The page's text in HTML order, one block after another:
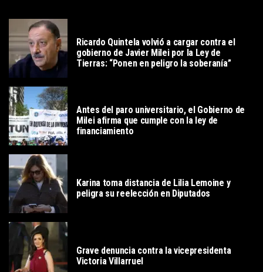
Ricardo Quintela volvió a cargar contra el
gobierno de Javier Milei por la Ley de
Tierras: “Ponen en peligro la soberanía”
Antes del paro universitario, el Gobierno de
Milei afirma que cumple con la ley de
financiamiento
Karina toma distancia de Lilia Lemoine y
peligra su reelección en Diputados
Grave denuncia contra la vicepresidenta
Victoria Villarruel